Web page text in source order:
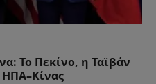
Το Πεκίνο, η Ταϊβάν
ΗΠΑ–Κίνας